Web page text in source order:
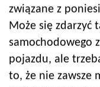
związane z
Może się zdarzyć
samochodowego
pojazdu, ale
to, że nie zawsze